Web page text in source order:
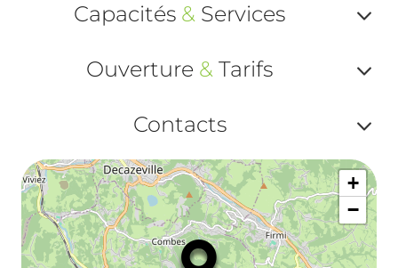
ou
Capacités & Services
ou
Ouverture & Tarifs
ou
Contacts
ou
+
−